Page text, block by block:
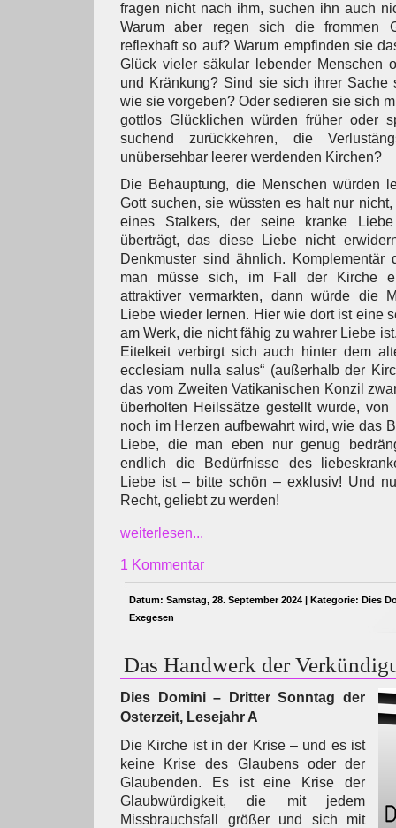
fragen nicht nach ihm, suchen ihn auch
Warum aber regen sich die frommen
reflexhaft so auf? Warum empfinden sie
Glück vieler säkular lebender Menschen
und Kränkung? Sind sie sich ihrer Sache
wie sie vorgeben? Oder sedieren sie sich
gottlos Glücklichen würden früher oder
suchend zurückkehren, die
unübersehbar leerer werdenden Kirchen?
Die Behauptung, die Menschen würden
Gott suchen, sie wüssten es halt nur
eines Stalkers, der seine kranke
überträgt, das diese Liebe nicht
Denkmuster sind ähnlich. Komplementär
man müsse sich, im Fall der Kirche
attraktiver vermarkten, dann würde die
Liebe wieder lernen. Hier wie dort ist eine
am Werk, die nicht fähig zu wahrer Liebe
Eitelkeit verbirgt sich auch hinter dem
ecclesiam nulla salus“ (außerhalb der
das vom Zweiten Vatikanischen Konzil
überholten Heilssätze gestellt wurde, von
noch im Herzen aufbewahrt wird, wie das
Liebe, die man eben nur genug
endlich die Bedürfnisse des
Liebe ist – bitte schön – exklusiv! Und
Recht, geliebt zu werden!
weiterlesen...
1 Kommentar
Datum: Samstag, 28. September 2024 | Kategorie: Dies
Exegesen
Das Handwerk der
Dies Domini – Dritter Sonntag der
Osterzeit, Lesejahr A
Die Kirche ist in der Krise – und es ist
keine Krise des Glaubens oder der
Glaubenden. Es ist eine Krise der
Glaubwürdigkeit, die mit jedem
Missbrauchsfall größer und sich mit